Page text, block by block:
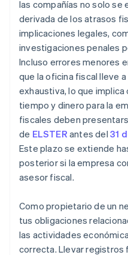
las compañías no solo se
derivada de los atrasos
implicaciones legales,
investigaciones penales
Incluso errores menores
que la oficina fiscal lleve
exhaustiva, lo que
tiempo y dinero para la
fiscales deben
de ELSTER antes del31
Este plazo se extiende
posterior si la empresa
asesor fiscal.
Como propietario de un
tus obligaciones
las actividades
correcta. Llevar registros